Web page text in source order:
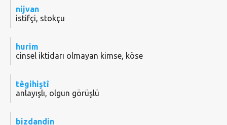
nijvan
istifçi, stokçu
hurim
cinsel iktidarı olmayan kimse, köse
têgihiştî
anlayışlı, olgun görüşlü
bizdandin